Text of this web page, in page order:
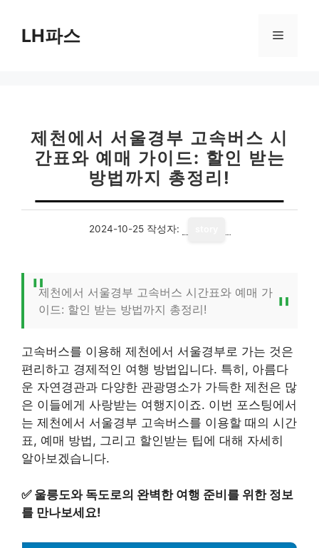
LH파스 메
제천에서 서울경부 고속버스 시
간표와 예매 가이드: 할인 받는
방법까지 총정리!
2024-10-25 작성자:
제천에서 서울경부 고속버스 시간표와 예매 가
이드: 할인 받는 방법까지 총정리!
고속버스를 이용해 제천에서 서울경부로 가는 것은
편리하고 경제적인 여행 방법입니다. 특히, 아름다
운 자연경관과 다양한 관광명소가 가득한 제천은 많
은 이들에게 사랑받는 여행지이죠. 이번 포스팅에서
는 제천에서 서울경부 고속버스를 이용할 때의 시간
표, 예매 방법, 그리고 할인받는 팁에 대해 자세히
알아보겠습니다.
✅ 울릉도와 독도로의 완벽한 여행 준비를 위한 정보
를 만나보세요!